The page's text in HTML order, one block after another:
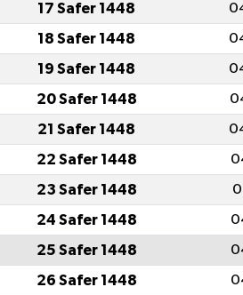
17 Safer 1448
18 Safer 1448
19 Safer 1448
20 Safer 1448
21 Safer 1448
22 Safer 1448
23 Safer 1448
24 Safer 1448
25 Safer 1448
26 Safer 1448